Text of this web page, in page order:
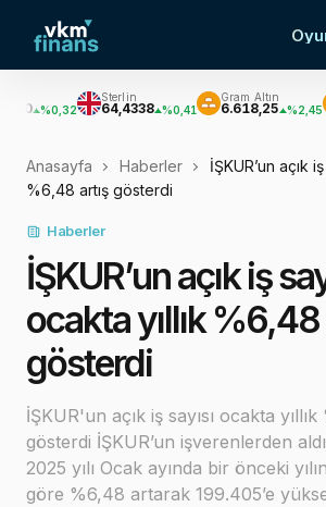
Sterlin
64,4338 %0,41
Gram Altın
6.618,25 %2,45
Ons
Anasayfa Haberler
İŞKUR’un açık
%6,48 artış gösterdi
Haberler
İŞKUR’un açık iş
ocakta yıllık %6,48
gösterdi
İŞKUR'un açık iş sayısı ocakta
gösterdi İŞKUR’un işverenlerden
2025 yılı Ocak ayında bir önceki
göre %6,48 artarak 199.405’e